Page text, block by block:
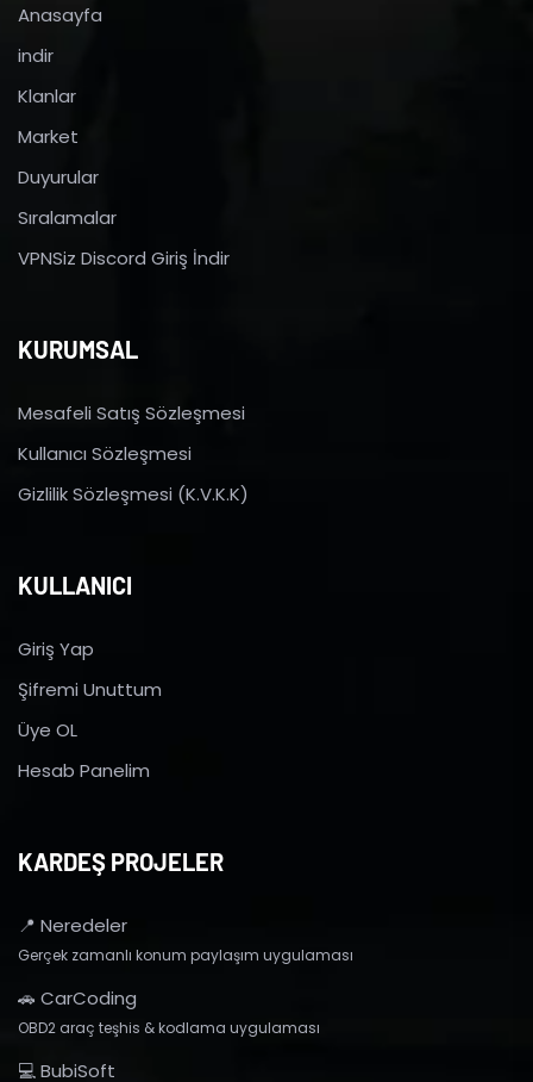
Anasayfa
indir
Klanlar
Market
Duyurular
Sıralamalar
VPNSiz Discord Giriş İndir
KURUMSAL
Mesafeli Satış Sözleşmesi
Kullanıcı Sözleşmesi
Gizlilik Sözleşmesi (K.V.K.K)
KULLANICI
Giriş Yap
Şifremi Unuttum
Üye OL
Hesab Panelim
KARDEŞ PROJELER
📍 Neredeler
Gerçek zamanlı konum paylaşım uygulaması
🚗 CarCoding
OBD2 araç teşhis & kodlama uygulaması
💻 BubiSoft